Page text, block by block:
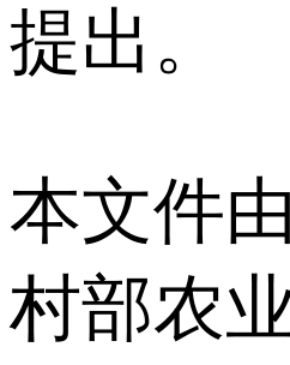
提出。
本文件
村部农